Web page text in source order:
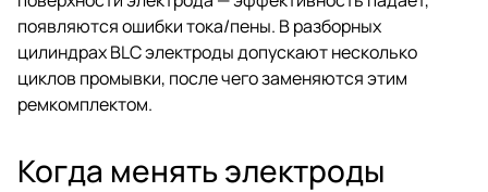
появляются ошибки тока/пены. В разборных
цилиндрах BLC электроды допускают несколько
циклов промывки, после чего заменяются этим
ремкомплектом.
Когда менять электроды